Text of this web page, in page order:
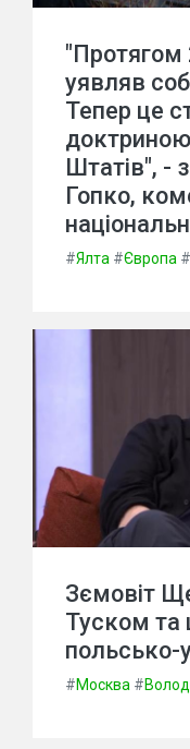
"Протягом
уявляв
Тепер це
Штатів", -
Гопко,
#Ялта #Європа #
Зємовіт
Туском та
польсько-
#Москва #